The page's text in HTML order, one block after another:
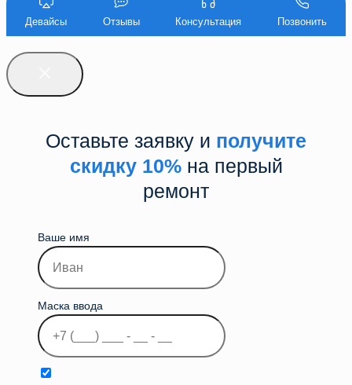
Девайсы Отзывы Консультация Позвонить
Оставьте заявку и получите
скидку 10%на первый
ремонт
Ваше имя
Маска ввода